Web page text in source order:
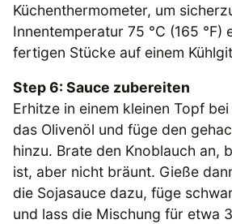
Küchenthermometer, um
Innentemperatur 75 °C (165 °F)
fertigen Stücke auf einem
Step 6: Sauce zubereiten
Erhitze in einem kleinen Topf
das Olivenöl und füge den
hinzu. Brate den Knoblauch an,
ist, aber nicht bräunt. Gieße
die Sojasauce dazu, füge
und lass die Mischung für etwa